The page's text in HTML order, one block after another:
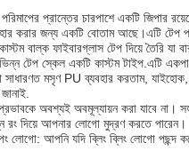
প্রান্তের চারপাশে একটি জিপার
করার জন্য একটি বোতাম আছে।এটি
বাল্ক ফাইবারগ্লাস টেপ দিয়ে তৈরি
টেপ স্কেল একটি কাস্টম টাইপ.এটি
সাধারণত মসৃণ PU ব্যবহার করতাম,
অবশ্যই অবমূল্যায়ন করা যাবে না।
রং দিয়ে আপনার লোগো মুদ্রণ করতে পারেন।
লোগো: আপনি যদি ব্লিং ব্লিং লোগো পছন্দ